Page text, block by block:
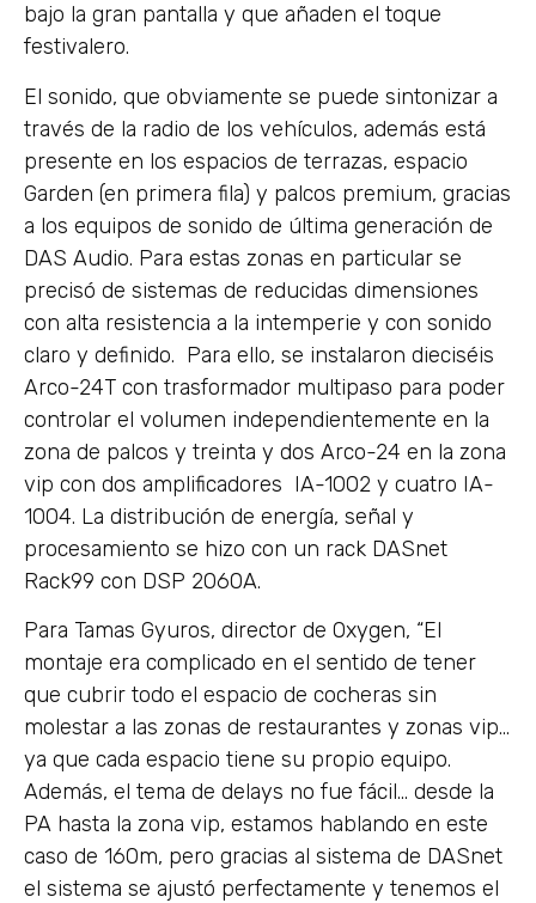
bajo la gran pantalla y que añaden el toque
festivalero.
El sonido, que obviamente se puede sintonizar a
través de la radio de los vehículos, además está
presente en los espacios de terrazas, espacio
Garden (en primera fila) y palcos premium, gracias
a los equipos de sonido de última generación de
DAS Audio. Para estas zonas en particular se
precisó de sistemas de reducidas dimensiones
con alta resistencia a la intemperie y con sonido
claro y definido. Para ello, se instalaron dieciséis
Arco-24T con trasformador multipaso para poder
controlar el volumen independientemente en la
zona de palcos y treinta y dos Arco-24 en la zona
vip con dos amplificadores IA-1002 y cuatro IA-
1004. La distribución de energía, señal y
procesamiento se hizo con un rack DASnet
Rack99 con DSP 2060A.
Para Tamas Gyuros, director de Oxygen, “El
montaje era complicado en el sentido de tener
que cubrir todo el espacio de cocheras sin
molestar a las zonas de restaurantes y zonas vip…
ya que cada espacio tiene su propio equipo.
Además, el tema de delays no fue fácil… desde la
PA hasta la zona vip, estamos hablando en este
caso de 160m, pero gracias al sistema de DASnet
el sistema se ajustó perfectamente y tenemos el